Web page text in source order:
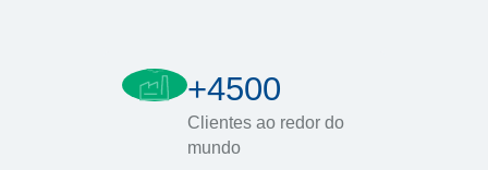
+4500
Clientes ao redor do
mundo